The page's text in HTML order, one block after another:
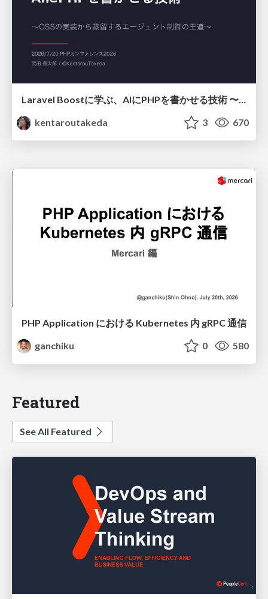
kentaroutakeda
3 670
PHP Application における Kubernetes 内 gRPC 通信
ganchiku
0 580
Featured
See All Featured